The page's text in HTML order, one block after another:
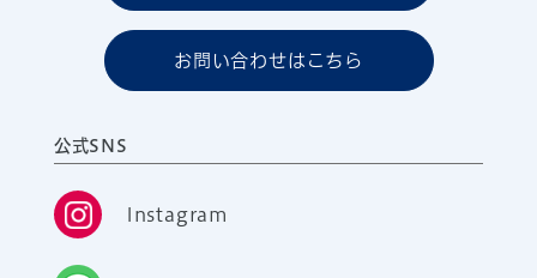
お問い合わせはこちら
公式SNS
Instagram